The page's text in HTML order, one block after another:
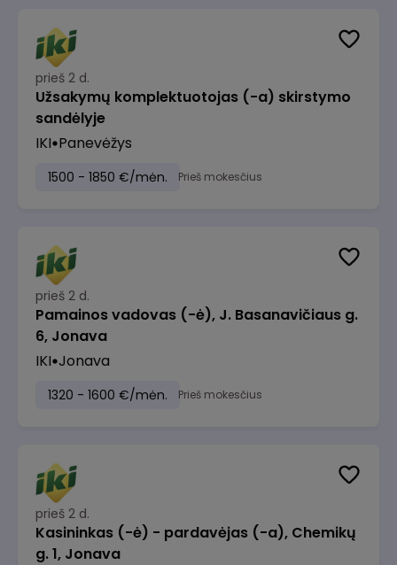
prieš 2 d.
Užsakymų komplektuotojas (-a) skirstymo
sandėlyje
IKI Panevėžys
1500 - 1850 €/mėn. Prieš mokesčius
prieš 2 d.
Pamainos vadovas (-ė), J. Basanavičiaus g.
6, Jonava
IKI Jonava
1320 - 1600 €/mėn. Prieš mokesčius
prieš 2 d.
Kasininkas (-ė) - pardavėjas (-a), Chemikų
g. 1, Jonava